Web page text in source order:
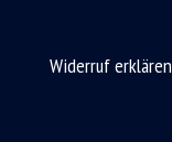
Widerruf erklären